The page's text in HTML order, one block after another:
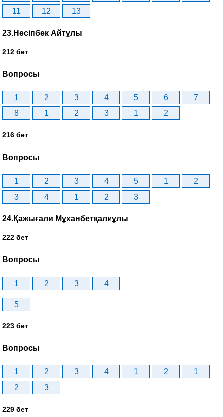
11
12 13
23.Несіпбек Айтұлы
212 бет
Вопросы
1 2 3 4 5 6
7
8
1 2 3 1 2
216 бет
Вопросы
1 2 3 4 5 1
2
3
4 1 2 3
24.Қажығали Мұханбетқалиұлы
222 бет
Вопросы
1 2 3 4
5
223 бет
Вопросы
1 2 3 4 1 2
1
2
3
229 бет